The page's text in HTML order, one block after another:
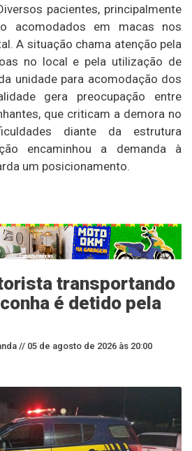
pacientes, principalmente
acomodados em macas nos
A situação chama atenção pela
no local e pela utilização de
unidade para acomodação dos
gera preocupação entre
que criticam a demora no
diante da estrutura
encaminhou a demanda à
um posicionamento.
transportando
é detido pela
// 05 de agosto de 2026 às 20:00